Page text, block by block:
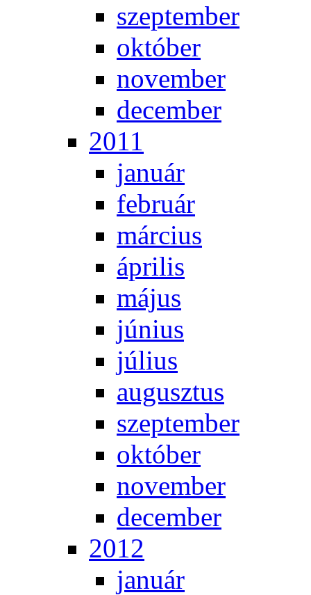
szep­tem­ber
ok­tó­ber
no­vem­ber
de­cem­ber
2011
ja­nu­ár
feb­ru­ár
már­ci­us
áp­ri­lis
má­jus
jú­ni­us
jú­li­us
au­gusz­tus
szep­tem­ber
ok­tó­ber
no­vem­ber
de­cem­ber
2012
ja­nu­ár